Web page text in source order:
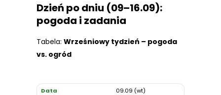
Dzień po dniu (09–16.09):
pogoda i zadania
Tabela: Wrześniowy tydzień – pogoda
vs. ogród
09.09 (wt)